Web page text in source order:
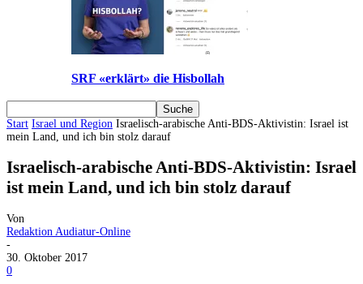
SRF «erklärt» die Hisbollah
Start Israel und Region Israelisch-arabische Anti-BDS-Aktivistin: Israel ist
mein Land, und ich bin stolz darauf
Israelisch-arabische Anti-BDS-Aktivistin: Israel
ist mein Land, und ich bin stolz darauf
Von
Redaktion Audiatur-Online
-
30. Oktober 2017
0